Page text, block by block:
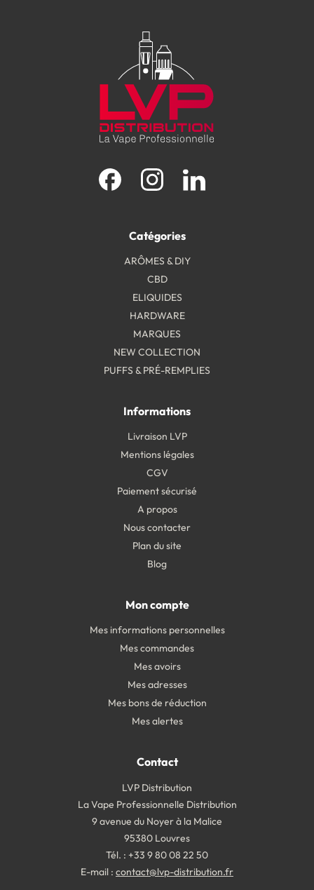
Catégories
ARÔMES & DIY
CBD
ELIQUIDES
HARDWARE
MARQUES
NEW COLLECTION
PUFFS & PRÉ-REMPLIES
Informations
Livraison LVP
Mentions légales
CGV
Paiement sécurisé
A propos
Nous contacter
Plan du site
Blog
Facebook Instagram
Mon compte
Mes informations personnelles
Mes commandes
Mes avoirs
Mes adresses
Mes bons de réduction
Mes alertes
Contact
LVP Distribution
La Vape Professionnelle Distribution
9 avenue du Noyer à la Malice
95380 Louvres
Tél. : +33 9 80 08 22 50
E-mail : contact@lvp-distribution.fr